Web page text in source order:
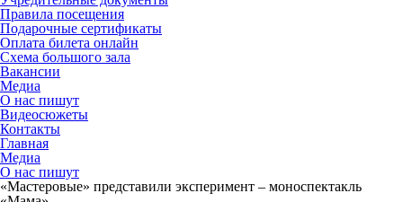
Правила посещения
Подарочные сертификаты
Оплата билета онлайн
Схема большого зала
Вакансии
Медиа
О нас пишут
Видеосюжеты
Контакты
Главная
Медиа
О нас пишут
«Мастеровые» представили эксперимент – моноспектакль